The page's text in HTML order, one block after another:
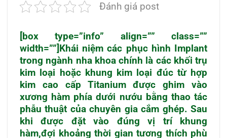
Đánh giá post
[box type=”info” align=”” class=””
width=””]Khái niệm các phục hình Implant
trong ngành nha khoa chính là các khối trụ
kim loại hoặc khung kim loại đúc từ hợp
kim cao cấp Titanium được ghim vào
xương hàm phía dưới nướu bằng thao tác
phẫu thuật của chuyên gia cắm ghép. Sau
khi được đặt vào đúng vị trí khung
hàm,đợi khoảng thời gian tương thích phù